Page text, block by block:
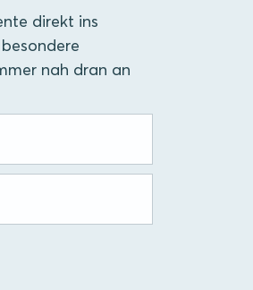
direkt ins
nah dran an